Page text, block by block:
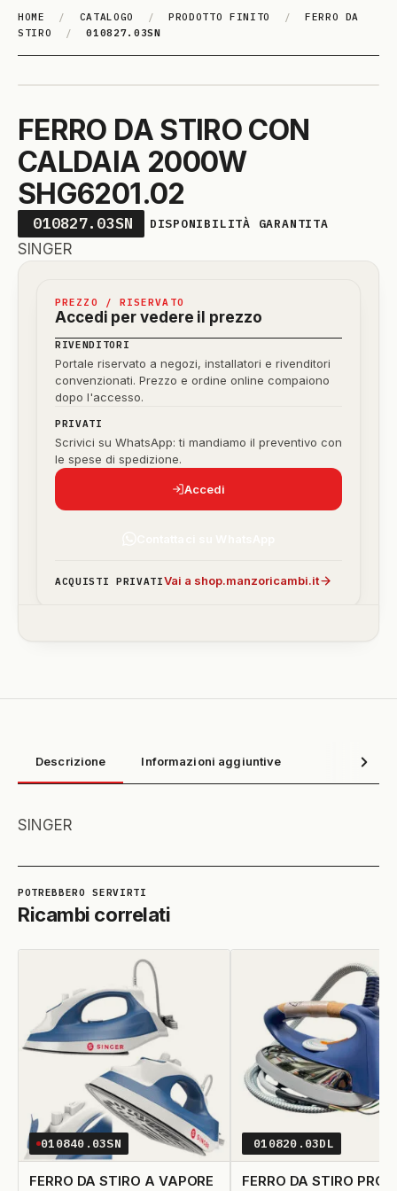
HOME / CATALOGO / PRODOTTO FINITO /
FERRO DA
STIRO
/ 010827.03SN
FERRO DA STIRO CON
CALDAIA 2000W
SHG6201.02
010827.03SN DISPONIBILITÀ GARANTITA
SINGER
PREZZO / RISERVATO
Accedi per vedere il prezzo
RIVENDITORI
Portale riservato a negozi, installatori e rivenditori
convenzionati. Prezzo e ordine online compaiono
dopo l'accesso.
PRIVATI
Scrivici su WhatsApp: ti mandiamo il preventivo con
le spese di spedizione.
Accedi
ACQUISTI PRIVATIVai a shop.manzoricambi.it
Descrizione Informazioni aggiuntive
SINGER
Ricambi correlati
010840.03SN
FERRO DA STIRO A VAPORE
010820.03DL
FERRO DA STIRO